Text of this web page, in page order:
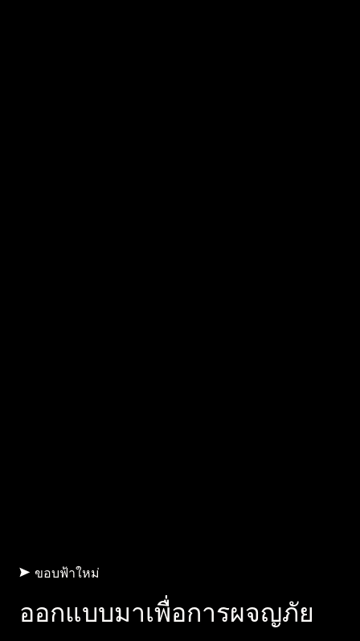
ขอบฟ้าใหม่
ออกแบบมาเพื่อการผจญภัย